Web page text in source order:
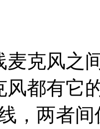
麦克风之
风都有它
，两者